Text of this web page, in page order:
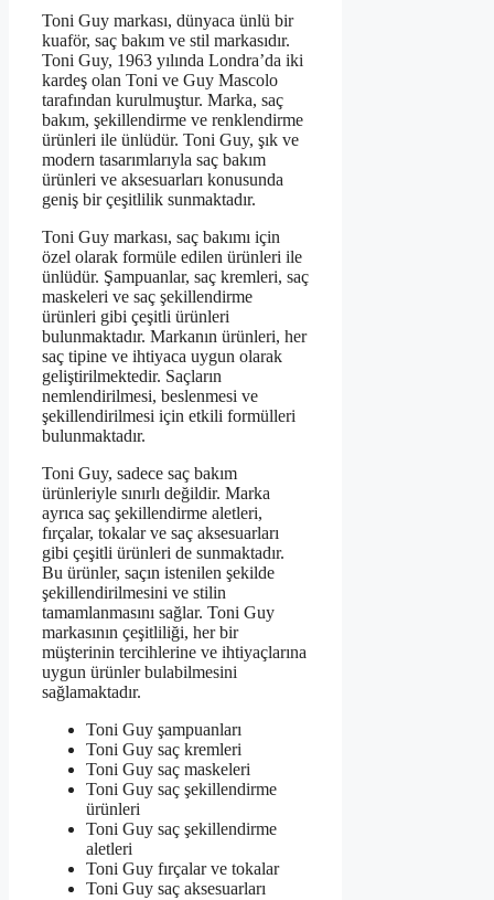
Toni Guy markası, dünyaca ünlü bir
kuaför, saç bakım ve stil markasıdır.
Toni Guy, 1963 yılında Londra’da iki
kardeş olan Toni ve Guy Mascolo
tarafından kurulmuştur. Marka, saç
bakım, şekillendirme ve renklendirme
ürünleri ile ünlüdür. Toni Guy, şık ve
modern tasarımlarıyla saç bakım
ürünleri ve aksesuarları konusunda
geniş bir çeşitlilik sunmaktadır.
Toni Guy markası, saç bakımı için
özel olarak formüle edilen ürünleri ile
ünlüdür. Şampuanlar, saç kremleri, saç
maskeleri ve saç şekillendirme
ürünleri gibi çeşitli ürünleri
bulunmaktadır. Markanın ürünleri, her
saç tipine ve ihtiyaca uygun olarak
geliştirilmektedir. Saçların
nemlendirilmesi, beslenmesi ve
şekillendirilmesi için etkili formülleri
bulunmaktadır.
Toni Guy, sadece saç bakım
ürünleriyle sınırlı değildir. Marka
ayrıca saç şekillendirme aletleri,
fırçalar, tokalar ve saç aksesuarları
gibi çeşitli ürünleri de sunmaktadır.
Bu ürünler, saçın istenilen şekilde
şekillendirilmesini ve stilin
tamamlanmasını sağlar. Toni Guy
markasının çeşitliliği, her bir
müşterinin tercihlerine ve ihtiyaçlarına
uygun ürünler bulabilmesini
sağlamaktadır.
Toni Guy şampuanları
Toni Guy saç kremleri
Toni Guy saç maskeleri
Toni Guy saç şekillendirme
ürünleri
Toni Guy saç şekillendirme
aletleri
Toni Guy fırçalar ve tokalar
Toni Guy saç aksesuarları